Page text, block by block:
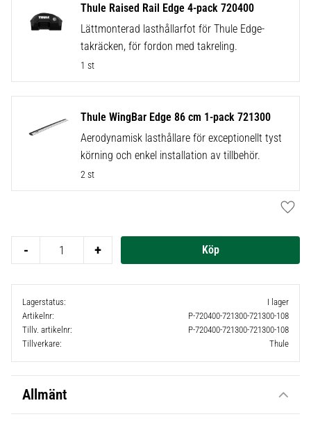
Thule Raised Rail Edge 4-pack 720400
Lättmonterad lasthållarfot för Thule Edge-
takräcken, för fordon med takreling.
1 st
Thule WingBar Edge 86 cm 1-pack 721300
Aerodynamisk lasthållare för exceptionellt tyst
körning och enkel installation av tillbehör.
2 st
+
-
Lagerstatus
I lager
Artikelnr
P-720400-721300-721300-108
Tillv. artikelnr
P-720400-721300-721300-108
Tillverkare
Thule
Allmänt